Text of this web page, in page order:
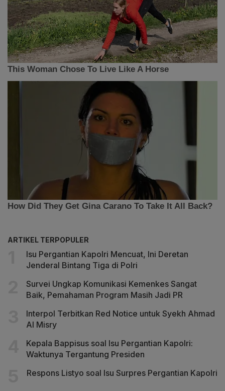
ARTIKEL TERPOPULER
Isu Pergantian Kapolri Mencuat, Ini Deretan
Jenderal Bintang Tiga di Polri
Survei Ungkap Komunikasi Kemenkes Sangat
Baik, Pemahaman Program Masih Jadi PR
Interpol Terbitkan Red Notice untuk Syekh Ahmad
Al Misry
Kepala Bappisus soal Isu Pergantian Kapolri:
Waktunya Tergantung Presiden
Respons Listyo soal Isu Surpres Pergantian Kapolri